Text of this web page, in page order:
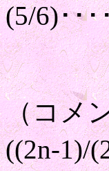
(5/6)･･
（コメ
((2n-1)/